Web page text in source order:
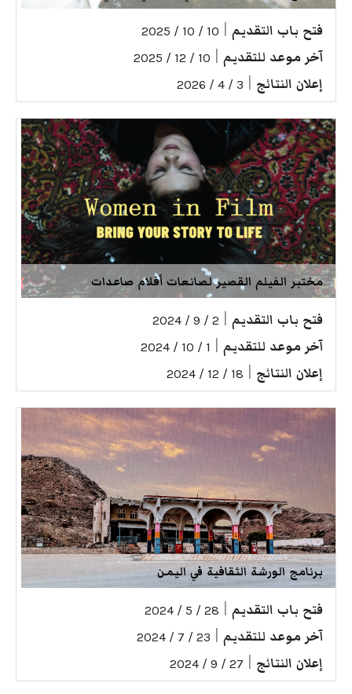
فتح باب التقديم 10 / 10 / 2025
آخر موعد للتقديم 10 / 12 / 2025
إعلان النتائج 3 / 4 / 2026
مختبر الفيلم القصير لصانعات أفلام صاعدات
فتح باب التقديم 2 / 9 / 2024
آخر موعد للتقديم 1 / 10 / 2024
إعلان النتائج 18 / 12 / 2024
برنامج الورشة الثقافية في اليمن
فتح باب التقديم 28 / 5 / 2024
آخر موعد للتقديم 23 / 7 / 2024
إعلان النتائج 27 / 9 / 2024